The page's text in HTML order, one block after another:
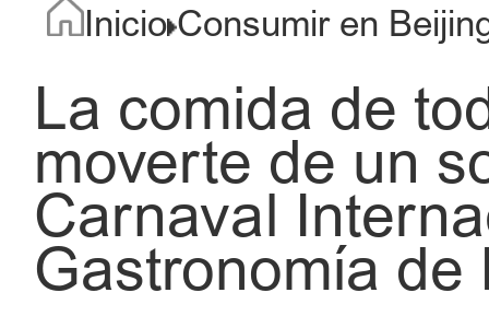
Inicio Consumir en
La comida de
moverte de un
Carnaval
Gastronomía de